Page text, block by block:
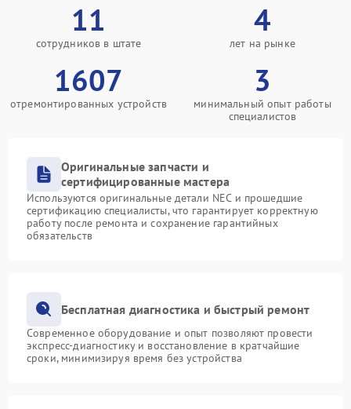
11
сотрудников в штате
4
лет на рынке
1607
отремонтированных устройств
3
минимальный опыт работы
специалистов
Оригинальные запчасти и
сертифицированные мастера
Используются оригинальные детали NEC и прошедшие
сертификацию специалисты, что гарантирует корректную
работу после ремонта и сохранение гарантийных
обязательств
Бесплатная диагностика и быстрый ремонт
Современное оборудование и опыт позволяют провести
экспресс-диагностику и восстановление в кратчайшие
сроки, минимизируя время без устройства